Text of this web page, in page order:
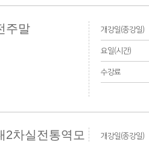
주말 개강일(종강일)
요일(시간)
수강료
2차실전통역모
개강일(종강일)